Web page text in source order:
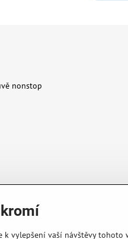
nonstop
k vylepšení vaší návštěvy